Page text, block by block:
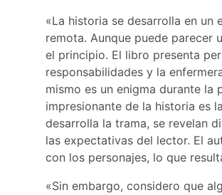
«La historia se desarrolla en un
remota. Aunque puede parecer
el principio. El libro presenta
responsabilidades y la
mismo es un enigma durante la
impresionante de la historia es
desarrolla la trama, se revelan
las expectativas del lector. El
con los personajes, lo que
«Sin embargo, considero que